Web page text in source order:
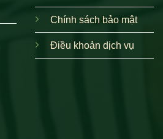
Chính sách bảo mật
Điều khoản dịch vụ